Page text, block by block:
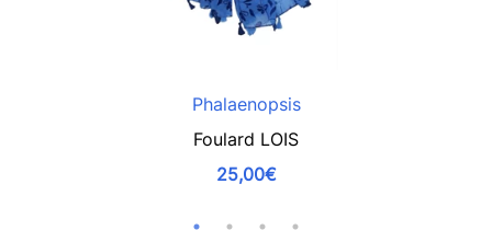
Phalaenopsis
Foulard LOIS
25,00€